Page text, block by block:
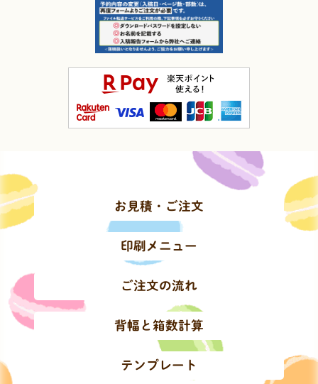
お見積・ご注文
印刷メニュー
ご注文の流れ
背幅と箱数計算
テンプレート